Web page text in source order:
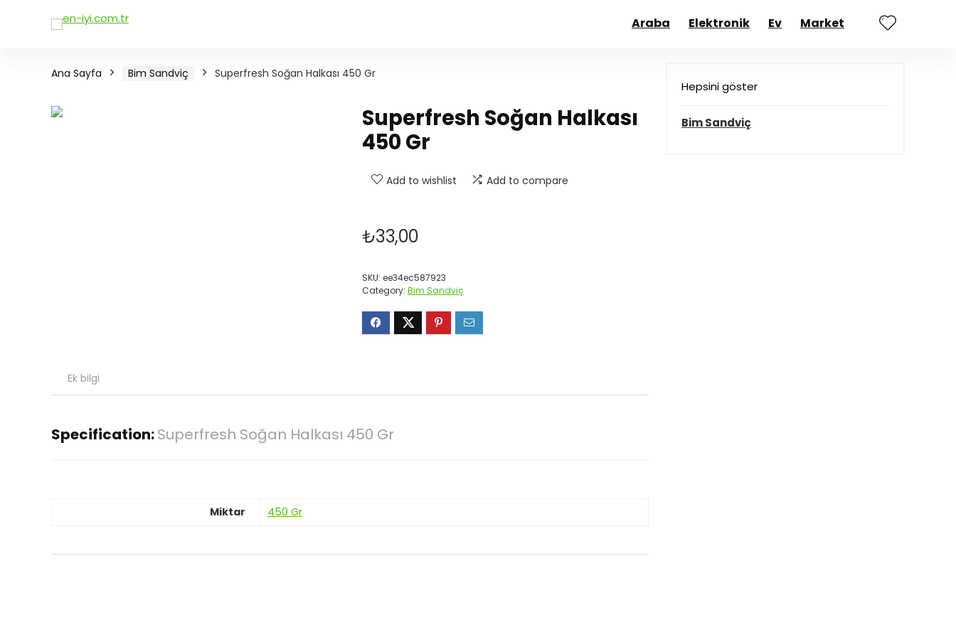
Araba Elektronik Ev Market
Ana Sayfa Bim Sandviç Superfresh Soğan Halkası 450 Gr
Superfresh Soğan Halkası
450 Gr
Add to wishlist Add to compare
₺33,00
SKU: ee34ec587923
Category: Bim Sandviç
Ek bilgi
Specification:Superfresh Soğan Halkası 450 Gr
Miktar 450 Gr
Hepsini göster
Bim Sandviç